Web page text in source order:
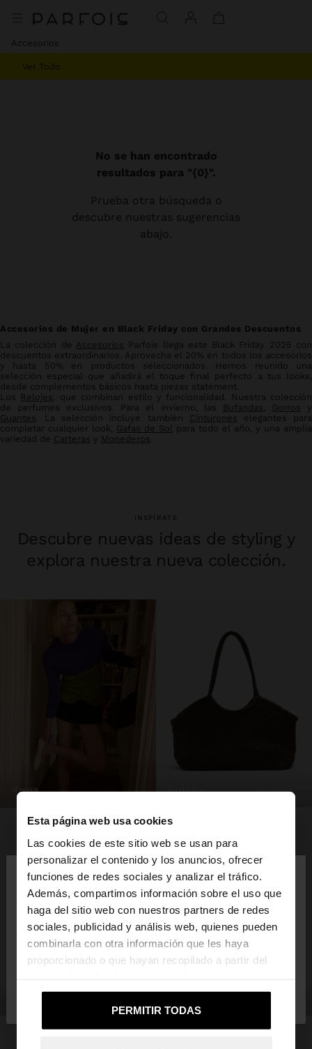
Esta página web usa cookies
Las cookies de este sitio web se usan para
personalizar el contenido y los anuncios, ofrecer
funciones de redes sociales y analizar el tráfico.
Además, compartimos información sobre el uso que
haga del sitio web con nuestros partners de redes
sociales, publicidad y análisis web, quienes pueden
combinarla con otra información que les haya
proporcionado o que hayan recopilado a partir del
PERMITIR TODAS
hola
Estás accediendo a la web de Mexico. ¿Quieres ir a
la web de United States?
Accesorios
Ver Todo
No se han encontrado
resultados para "{0}".
Prueba otra búsqueda o
descubre nuestras sugerencias
abajo.
Accesorios de Mujer en Black Friday con Grandes Descuentos
La colección de Accesorios Parfois llega este Black Friday 2025 con
descuentos extraordinarios. Aprovecha el 20% en todos los accesorios
y hasta 50% en productos seleccionados. Hemos reunido una
selección especial que añadirá el toque final perfecto a tus looks,
desde complementos básicos hasta piezas statement.
Los
Relojes, que combinan estilo y funcionalidad. Nuestra colección
de perfumes exclusivos. Para el invierno, las
Bufandas, Gorros y
Guantes. La selección incluye también Cinturones elegantes para
completar cualquier look, Gafas de Sol
para todo el año, y una amplia
variedad de Carteras y Monederos.
INSPÍRATE
Descubre nuevas ideas de styling y
explora nuestra nueva colección.
ropa bolsas